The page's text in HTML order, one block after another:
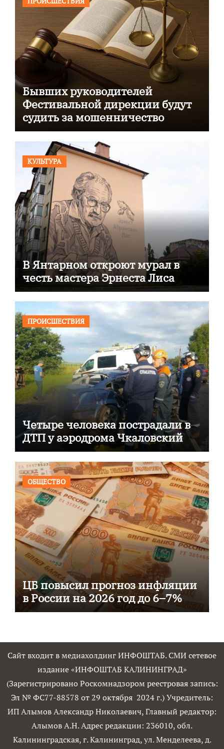
Бывших руководителей
Фестивальной дирекции будут
судить за мошенничество
КУЛЬТУРА
В Янтарном откроют мурал в
честь мастера Эрнеста Лиса
ПРОИСШЕСТВИЯ
Четыре человека пострадали в
ДТП у аэродрома Чкаловский
ОБЩЕСТВО
ЦБ повысил прогноз инфляции
в России на 2026 год до 6–7%
Сайт входит в медиахолдинг ИНФОШТАБ. СМИ сетевое
издание «ИНФОШТАБ КАЛИНИНГРАД»
(Зарегистрировано Роскомнадзором реестровая запись:
Эл № ФС77-88578 от 29 октября 2024 г.) Учредитель:
ИП Алымов Александр Николаевич, Главный редактор:
Алымов А.Н. Адрес редакции: 236010, обл.
Калининградская, г. Калининград, ул. Менделеева, д.